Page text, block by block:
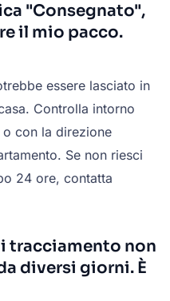
"Consegnato",
il mio pacco.
essere lasciato in
Controlla intorno
con la direzione
Se non riesci
24 ore, contatta
tracciamento non
diversi giorni. È